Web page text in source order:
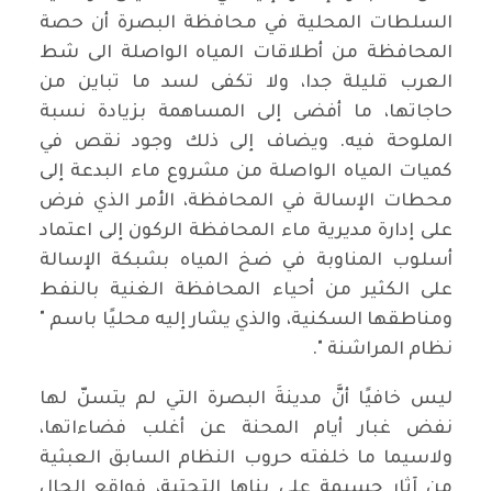
السلطات المحلية في محافظة البصرة أن حصة
المحافظة من أطلاقات المياه الواصلة الى شط
العرب قليلة جدا، ولا تكفى لسد ما تباين من
حاجاتها، ما أفضى إلى المساهمة بزيادة نسبة
الملوحة فيه. ويضاف إلى ذلك وجود نقص في
كميات المياه الواصلة من مشروع ماء البدعة إلى
محطات الإسالة في المحافظة، الأمر الذي فرض
على إدارة مديرية ماء المحافظة الركون إلى اعتماد
أسلوب المناوبة في ضخ المياه بشبكة الإسالة
على الكثير من أحياء المحافظة الغنية بالنفط
ومناطقها السكنية، والذي يشار إليه محليًا باسم "
نظام المراشنة ".
ليس خافيًا أنَّ مدينةَ البصرة التي لم يتسنّ لها
نفض غبار أيام المحنة عن أغلب فضاءاتها،
ولاسيما ما خلفته حروب النظام السابق العبثية